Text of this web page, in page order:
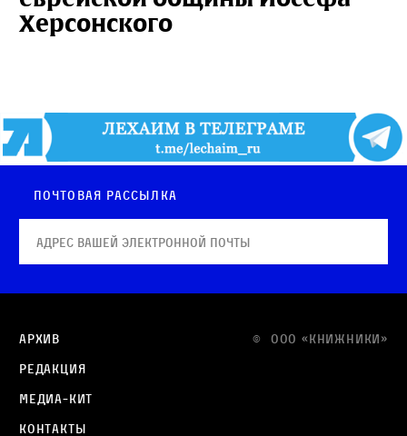
Херсонского
Почтовая рассылка
© OOO «КНИЖНИКИ»
Архив
Редакция
Медиа-кит
Контакты